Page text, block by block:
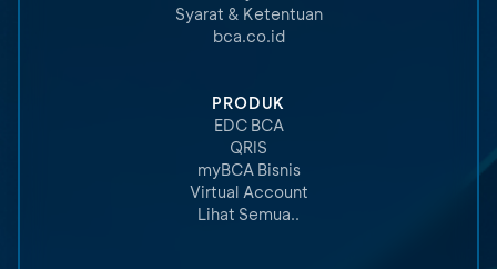
Syarat & Ketentuan
bca.co.id
PRODUK
EDC BCA
QRIS
myBCA Bisnis
Virtual Account
Lihat Semua..